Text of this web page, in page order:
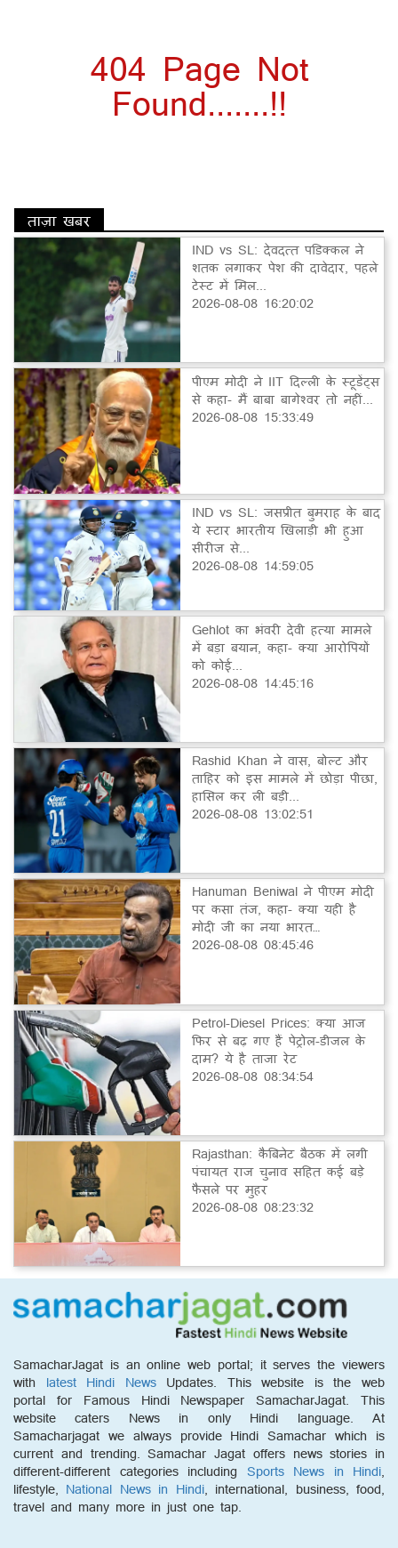
404 Page Not
Found.......!!
ताज़ा खबर
IND vs SL: देवदत्त पडिक्कल ने
शतक लगाकर पेश की दावेदार, पहले
टेस्ट में मिल...
2026-08-08 16:20:02
पीएम मोदी ने IIT दिल्ली के स्टूडेंट्स
से कहा- मैं बाबा बागेश्वर तो नहीं...
2026-08-08 15:33:49
IND vs SL: जसप्रीत बुमराह के बाद
ये स्टार भारतीय खिलाड़ी भी हुआ
सीरीज से...
2026-08-08 14:59:05
Gehlot का भंवरी देवी हत्या मामले
में बड़ा बयान, कहा- क्या आरोपियों
को कोई...
2026-08-08 14:45:16
Rashid Khan ने वास, बोल्ट और
ताहिर को इस मामले में छोड़ा पीछा,
हासिल कर ली बड़ी...
2026-08-08 13:02:51
Hanuman Beniwal ने पीएम मोदी
पर कसा तंज, कहा- क्या यही है
मोदी जी का नया भारत…
2026-08-08 08:45:46
Petrol-Diesel Prices: क्या आज
फिर से बढ़ गए हैं पेट्रोल-डीजल के
दाम? ये है ताजा रेट
2026-08-08 08:34:54
Rajasthan: कैबिनेट बैठक में लगी
पंचायत राज चुनाव सहित कई बड़े
फैसले पर मुहर
2026-08-08 08:23:32
SamacharJagat is an online web portal; it serves the viewers
with latest Hindi NewsUpdates. This website is the web
portal for Famous Hindi Newspaper SamacharJagat. This
website caters News in only Hindi language. At
Samacharjagat we always provide Hindi Samachar which is
current and trending. Samachar Jagat offers news stories in
different-different categories including Sports News in Hindi,
lifestyle, National News in Hindi, international, business, food,
travel and many more in just one tap.